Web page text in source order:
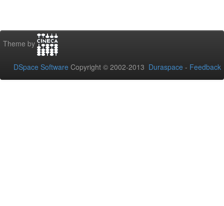
Theme by
DSpace Software Copyright © 2002-2013 Duraspace - Feedback